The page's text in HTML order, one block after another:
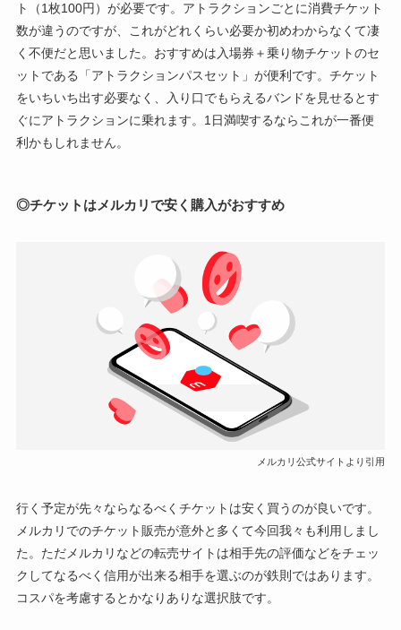
ト（1枚100円）が必要です。アトラクションごとに消費チケット
数が違うのですが、これがどれくらい必要か初めわからなくて凄
く不便だと思いました。おすすめは入場券＋乗り物チケットのセ
ットである「アトラクションパスセット」が便利です。チケット
をいちいち出す必要なく、入り口でもらえるバンドを見せるとす
ぐにアトラクションに乗れます。1日満喫するならこれが一番便
利かもしれません。
◎チケットはメルカリで安く購入がおすすめ
メルカリ公式サイトより引用
行く予定が先々ならなるべくチケットは安く買うのが良いです。
メルカリでのチケット販売が意外と多くて今回我々も利用しまし
た。ただメルカリなどの転売サイトは相手先の評価などをチェッ
クしてなるべく信用が出来る相手を選ぶのが鉄則ではあります。
コスパを考慮するとかなりありな選択肢です。